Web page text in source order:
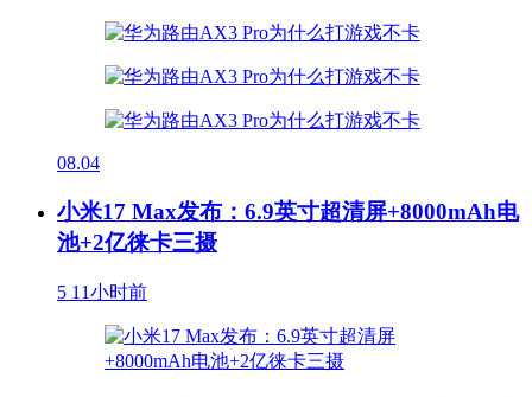
08.04
小米17 Max发布：6.9英寸超清屏+8000mAh电
池+2亿徕卡三摄
5 11小时前